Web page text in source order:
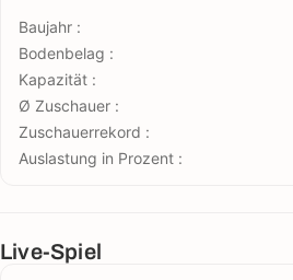
Baujahr :
Bodenbelag :
Kapazität :
Ø Zuschauer :
Zuschauerrekord :
Auslastung in Prozent :
Live-Spiel